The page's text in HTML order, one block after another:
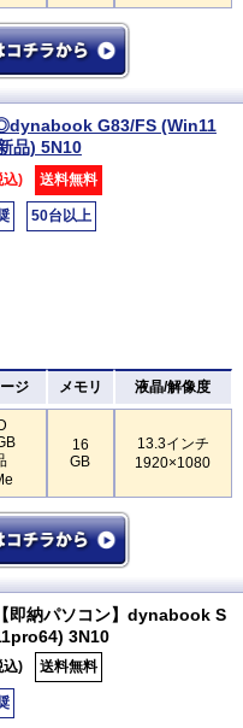
G83/FS (Win11
品) 5N10
込) 送料無料
50台以上
ジ メモリ 液晶/解像度
16
GB
13.3インチ
1920×1080
即納パソコン】dynabook S
3N10
込) 送料無料